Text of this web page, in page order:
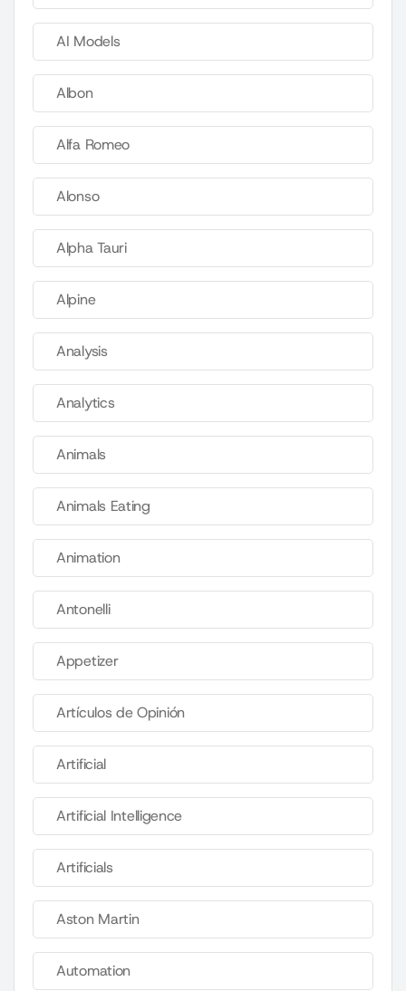
AI Models
Albon
Alfa Romeo
Alonso
Alpha Tauri
Alpine
Analysis
Analytics
Animals
Animals Eating
Animation
Antonelli
Appetizer
Artículos de Opinión
Artificial
Artificial Intelligence
Artificials
Aston Martin
Automation